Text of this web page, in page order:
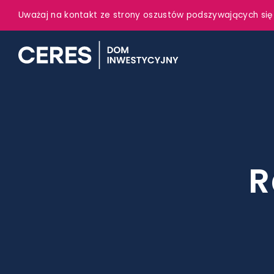
Uważaj na kontakt ze strony oszustów podszywających się